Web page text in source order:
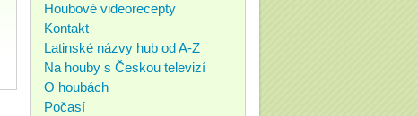
Houbové videorecepty
Kontakt
Latinské názvy hub od A-Z
Na houby s Českou televizí
O houbách
Počasí